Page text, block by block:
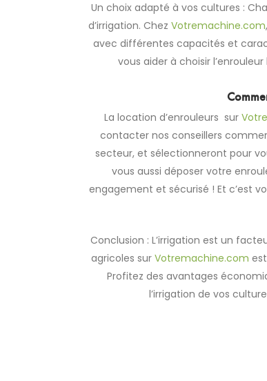
Un choix adapté à vos cultures :
d’irrigation. Chez Votremachine.com
avec différentes capacités et
vous aider à choisir
La location d’enrouleurs sur
contacter nos conseillers
secteur, et sélectionneront pour
vous aussi déposer votre
engagement et sécurisé ! Et c’est
Conclusion : L’irrigation est un
agricoles surVotremachine.com
Profitez des avantages
l’irrigation de vos